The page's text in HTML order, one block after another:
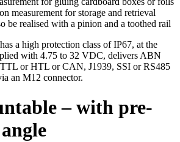
measurement for storage and retrieval
be realised with a pinion and a toothed rail
a high protection class of IP67, at the
with 4.75 to 32 VDC, delivers ABN
or HTL or CAN, J1939, SSI or RS485
an M12 connector.
– with pre-